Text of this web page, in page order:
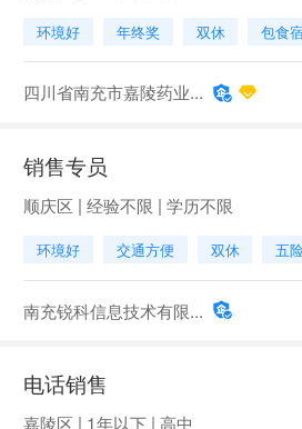
环境好 年终奖 双休 包食
四川省南充市嘉陵药业...
销售专员
顺庆区 | 经验不限 | 学历不限
环境好 交通方便 双休 五
南充锐科信息技术有限...
电话销售
嘉陵区 | 1年以下 | 高中